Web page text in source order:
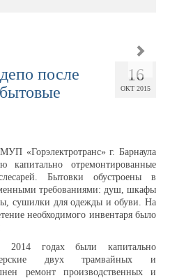
работа
16
ОКТ 2015
после
«Горэлектротранс» г. Барнаула
отремонтированные
Бытовки обустроены в
требованиями: душ, шкафы
сушилки для одежды и обуви. На
необходимого инвентаря было
годах были капитально
двух трамвайных и
ремонт производственных и